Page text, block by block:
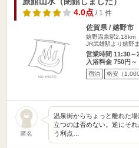
4.0点/ 1 件
佐賀県 / 嬉野市
嬉野温泉駅2.18km
JR武雄駅より嬉野
営業時間 11:30～
入浴料金 750円～
宿泊 格安（
匿名
温泉街からちょっと離れた
立つのは否めない。逆にそ
う利点…